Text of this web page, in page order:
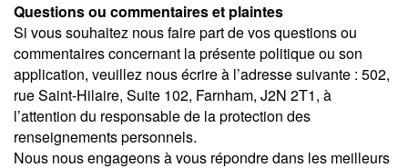
Questions ou commentaires et plaintes
Si vous souhaitez nous faire part de vos questions ou
commentaires concernant la présente politique ou son
application, veuillez nous écrire à l’adresse suivante : 502,
rue Saint-Hilaire, Suite 102, Farnham, J2N 2T1, à
l’attention du responsable de la protection des
renseignements personnels.
Nous nous engageons à vous répondre dans les meilleurs